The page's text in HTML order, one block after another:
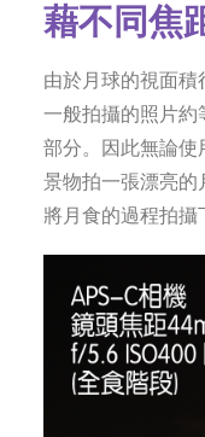
藉不同焦
由於月球的視面積
一般拍攝的照片約
部分。因此無論使
景物拍一張漂亮
將月食的過程拍攝